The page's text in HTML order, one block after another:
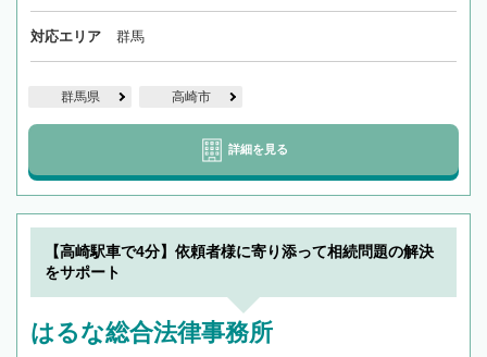
対応エリア 群馬
群馬県 高崎市
詳細を見る
【高崎駅車で4分】依頼者様に寄り添って相続問題の解決
をサポート
はるな総合法律事務所